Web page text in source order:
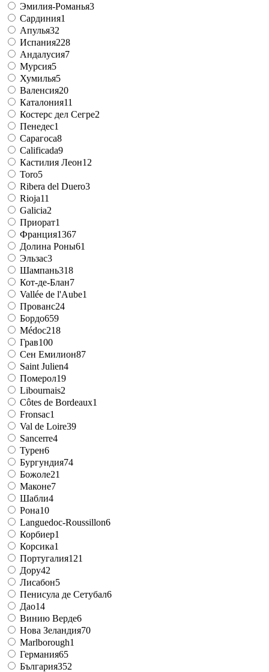
Эмилия-Романья3
Сардиния1
Апулья32
Испания228
Андалусия7
Мурсия5
Хумилья5
Валенсия20
Каталония11
Костерс дел Сегре2
Пенедес1
Сарагоса8
Calificada9
Кастилия Леон12
Toro5
Ribera del Duero3
Rioja11
Galicia2
Приорат1
Франция1367
Долина Роны61
Эльзас3
Шампань318
Кот-де-Блан7
Vallée de l'Aube1
Прованс24
Бордо659
Médoc218
Грав100
Сен Емилион87
Saint Julien4
Померол19
Libournais2
Côtes de Bordeaux1
Fronsac1
Val de Loire39
Sancerre4
Турен6
Бургундия74
Божоле21
Маконе7
Шабли4
Рона10
Languedoc-Roussillon6
Корбиер1
Корсика1
Португалия121
Дору42
Лисабон5
Пенисула де Сетубал6
Дао14
Винию Верде6
Нова Зеландия70
Marlborough1
Германия65
България352